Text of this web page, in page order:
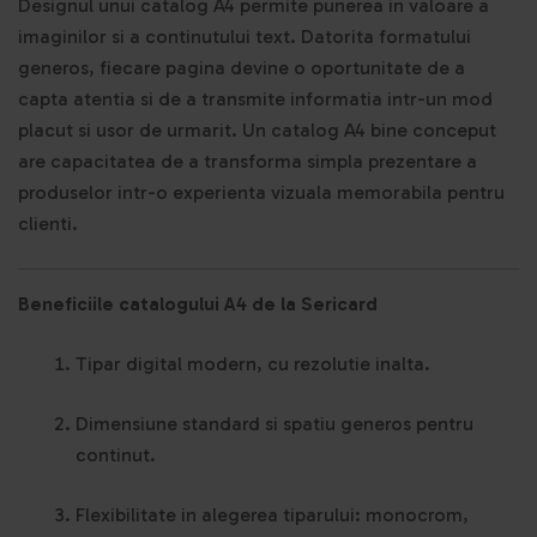
Designul unui catalog A4 permite punerea in valoare a
imaginilor si a continutului text. Datorita formatului
generos, fiecare pagina devine o oportunitate de a
capta atentia si de a transmite informatia intr-un mod
placut si usor de urmarit. Un catalog A4 bine conceput
are capacitatea de a transforma simpla prezentare a
produselor intr-o experienta vizuala memorabila pentru
clienti.
Beneficiile catalogului A4 de la Sericard
Tipar digital modern, cu rezolutie inalta.
Dimensiune standard si spatiu generos pentru
continut.
Flexibilitate in alegerea tiparului: monocrom,